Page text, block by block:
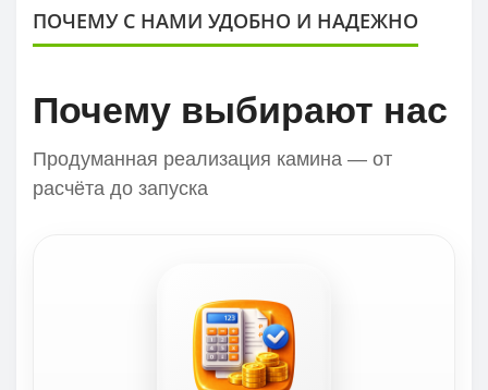
ПОЧЕМУ С НАМИ УДОБНО И НАДЕЖНО
Почему выбирают нас
Продуманная реализация камина — от
расчёта до запуска